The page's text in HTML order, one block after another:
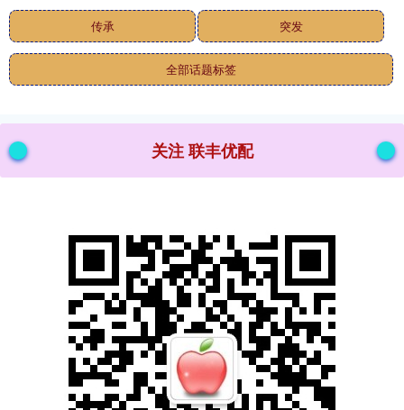
传承 突发
全部话题标签
关注 联丰优配